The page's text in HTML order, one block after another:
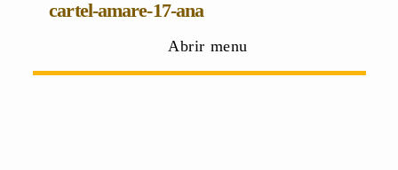
cartel-amare-17-ana
Abrir menu